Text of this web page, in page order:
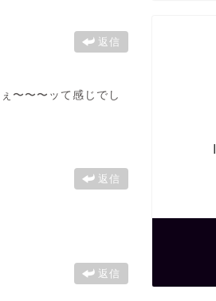
返信
〜〜〜ッて感じでし
返信
返信